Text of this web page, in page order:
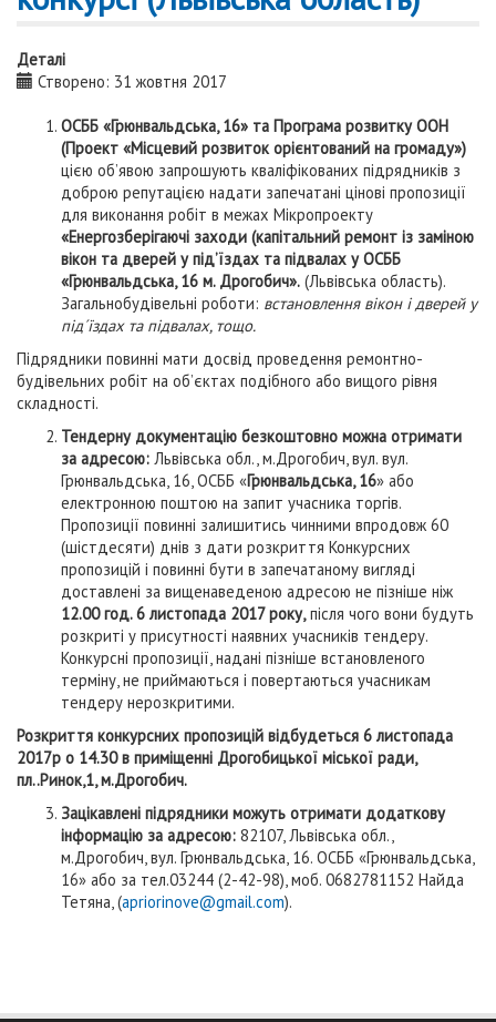
Деталі
Створено: 31 жовтня 2017
ОСББ «Грюнвальдська, 16» та Програма розвитку ООН
(Проект «Місцевий розвиток орієнтований на громаду»)
цією об’явою запрошують кваліфікованих підрядників з
доброю репутацією надати запечатані цінові пропозиції
для виконання робіт в межах Мікропроекту
«Енергозберігаючі заходи (капітальний ремонт із заміною
вікон та дверей у під’їздах та підвалах у ОСББ
«Грюнвальдська, 16 м. Дрогобич». (Львівська область).
Загальнобудівельні роботи: встановлення вікон і дверей у
під´їздах та підвалах, тощо.
Підрядники повинні мати досвід проведення ремонтно-
будівельних робіт на об’єктах подібного або вищого рівня
складності.
Тендерну документацію безкоштовно можна отримати
за адресою: Львівська обл., м.Дрогобич, вул. вул.
Грюнвальдська, 16, ОСББ «Грюнвальдська, 16» або
електронною поштою на запит учасника торгів.
Пропозиції повинні залишитись чинними впродовж 60
(шістдесяти) днів з дати розкриття Конкурсних
пропозицій і повинні бути в запечатаному вигляді
доставлені за вищенаведеною адресою не пізніше ніж
12.00 год. 6 листопада 2017 року,після чого вони будуть
розкриті у присутності наявних учасників тендеру.
Конкурсні пропозиції, надані пізніше встановленого
терміну, не приймаються і повертаються учасникам
тендеру нерозкритими.
Розкриття конкурсних пропозицій відбудеться 6 листопада
2017р о 14.30 в приміщенні Дрогобицької міської ради,
пл..Ринок,1, м.Дрогобич.
Зацікавлені підрядники можуть отримати додаткову
інформацію за адресою: 82107, Львівська обл.,
м.Дрогобич, вул. Грюнвальдська, 16. ОСББ «Грюнвальдська,
16» або за тел.03244 (2-42-98), моб. 0682781152 Найда
Тетяна, (apriorinove@gmail.com).